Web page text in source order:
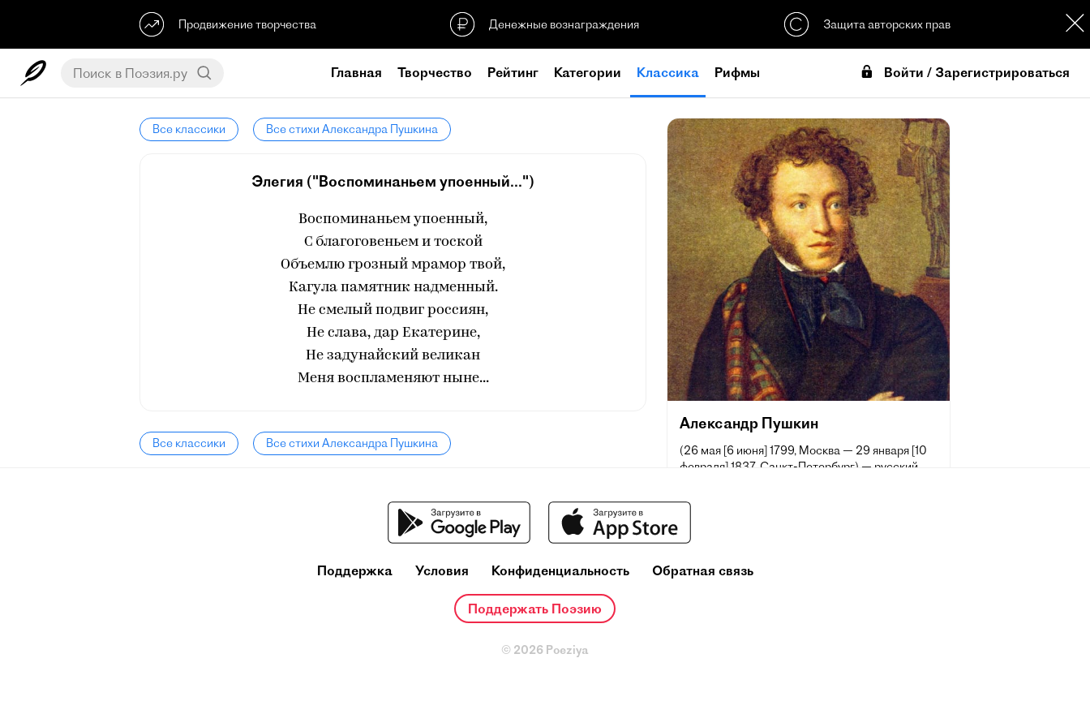
Продвижение творчества Денежные вознаграждения Защита авторских прав
Главная Творчество Рейтинг Категории Классика Рифмы Войти / Зарегистрироваться
Все классики Все стихи Александра Пушкина
Элегия ("Воспоминаньем упоенный...")
Воспоминаньем упоенный,
С благоговеньем и тоской
Объемлю грозный мрамор твой,
Кагула памятник надменный.
Не смелый подвиг россиян,
Не слава, дар Екатерине,
Не задунайский великан
Меня воспламеняют ныне...
Все классики Все стихи Александра Пушкина
Александр Пушкин
(26 мая [6 июня] 1799, Москва — 29 января [10
февраля] 1837, Санкт-Петербург) — русский
русского реалистического направления, критик
деятелей первой трети XIX века.
Ещё при жизни Пушкина сложилась его
Поддержка Условия Конфиденциальность Обратная связь
Поддержать Поэзию
© 2026 Poeziya